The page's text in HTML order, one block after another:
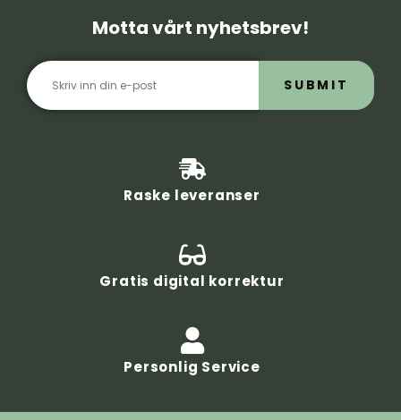
Motta vårt nyhetsbrev!
SUBMIT
Raske leveranser
Gratis digital korrektur
Personlig Service